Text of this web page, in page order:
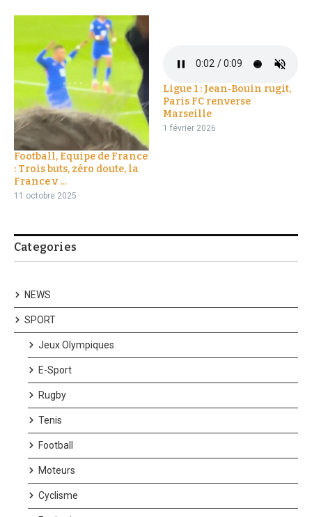
Football, Equipe de France
: Trois buts, zéro doute, la
France v ...
11 octobre 2025
Ligue 1 : Jean‑Bouin rugit,
Paris FC renverse
Marseille
1 février 2026
Categories
NEWS
SPORT
Jeux Olympiques
E-Sport
Rugby
Tenis
Football
Moteurs
Cyclisme